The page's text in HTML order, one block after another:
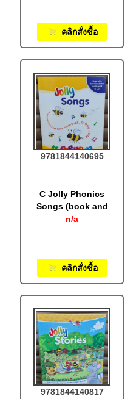
คลิกสั่งซื้อ
9781844140695
C Jolly Phonics
Songs (book and
CD) (Audio only):
n/a
คลิกสั่งซื้อ
9781844140817